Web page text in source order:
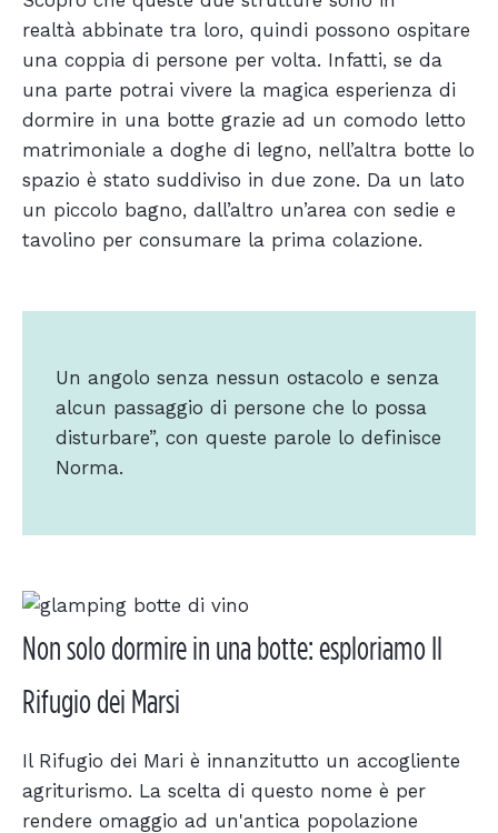
realtà abbinate tra loro, quindi possono ospitare
una coppia di persone per volta. Infatti, se da
una parte potrai vivere la magica esperienza di
dormire in una botte grazie ad un comodo letto
matrimoniale a doghe di legno, nell’altra botte lo
spazio è stato suddiviso in due zone. Da un lato
un piccolo bagno, dall’altro un’area con sedie e
tavolino per consumare la prima colazione.
Un angolo senza nessun ostacolo e senza
alcun passaggio di persone che lo possa
disturbare”, con queste parole lo definisce
Norma.
Non solo dormire in una botte: esploriamo Il
Rifugio dei Marsi
Il Rifugio dei Mari è innanzitutto un accogliente
agriturismo. La scelta di questo nome è per
rendere omaggio ad un'antica popolazione